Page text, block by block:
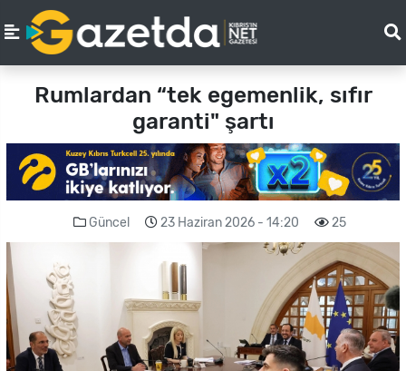
Rumlardan “tek egemenlik, sıfır
garanti" şartı
Güncel 23 Haziran 2026 - 14:20 25